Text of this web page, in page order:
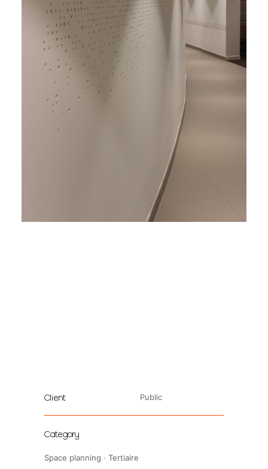
Client Public
Category
Space planning · Tertiaire